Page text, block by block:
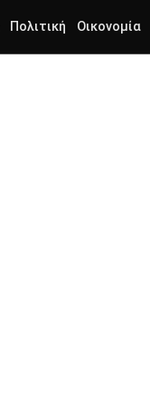
Πολιτική Οικονομία